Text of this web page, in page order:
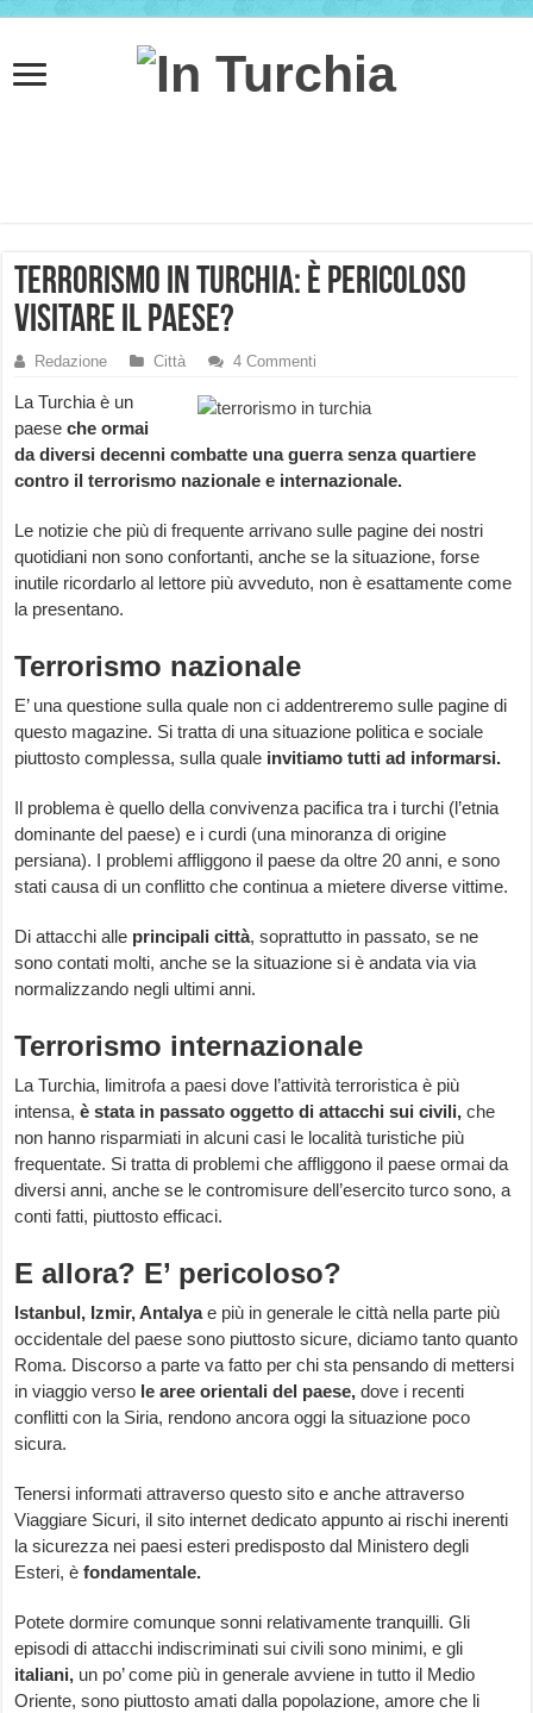
Terrorismo in Turchia: è pericoloso
visitare il paese?
Redazione Città 4 Commenti
La Turchia è un
paeseche ormai
da diversi decenni combatte una guerra senza quartiere
contro il terrorismo nazionale e internazionale.
Le notizie che più di frequente arrivano sulle pagine dei nostri
quotidiani non sono confortanti, anche se la situazione, forse
inutile ricordarlo al lettore più avveduto, non è esattamente come
la presentano.
Terrorismo nazionale
E’ una questione sulla quale non ci addentreremo sulle pagine di
questo magazine. Si tratta di una situazione politica e sociale
piuttosto complessa, sulla quale invitiamo tutti ad informarsi.
Il problema è quello della convivenza pacifica tra i turchi (l’etnia
dominante del paese) e i curdi (una minoranza di origine
persiana). I problemi affliggono il paese da oltre 20 anni, e sono
stati causa di un conflitto che continua a mietere diverse vittime.
Di attacchi alle principali città, soprattutto in passato, se ne
sono contati molti, anche se la situazione si è andata via via
normalizzando negli ultimi anni.
Terrorismo internazionale
La Turchia, limitrofa a paesi dove l’attività terroristica è più
intensa,è stata in passato oggetto di attacchi sui civili,che
non hanno risparmiati in alcuni casi le località turistiche più
frequentate. Si tratta di problemi che affliggono il paese ormai da
diversi anni, anche se le contromisure dell’esercito turco sono, a
conti fatti, piuttosto efficaci.
E allora? E’ pericoloso?
Istanbul, Izmir, Antalyae più in generale le città nella parte più
occidentale del paese sono piuttosto sicure, diciamo tanto quanto
Roma. Discorso a parte va fatto per chi sta pensando di mettersi
in viaggio verso le aree orientali del paese,dove i recenti
conflitti con la Siria, rendono ancora oggi la situazione poco
sicura.
Tenersi informati attraverso questo sito e anche attraverso
Viaggiare Sicuri, il sito internet dedicato appunto ai rischi inerenti
la sicurezza nei paesi esteri predisposto dal Ministero degli
Esteri, èfondamentale.
Potete dormire comunque sonni relativamente tranquilli. Gli
episodi di attacchi indiscriminati sui civili sono minimi, e gli
italiani, un po’ come più in generale avviene in tutto il Medio
Oriente, sono piuttosto amati dalla popolazione, amore che li